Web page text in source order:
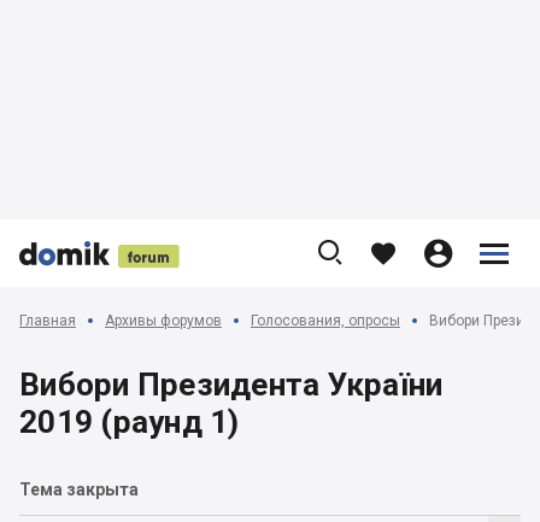


 
    


Главная Архивы форумов Голосования, опросы Вибори
Вибори Президента України
2019 (раунд 1)
Тема закрыта